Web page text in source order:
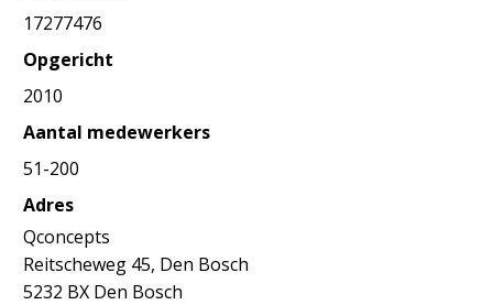
17277476
Opgericht
2010
Aantal medewerkers
51-200
Adres
Qconcepts
Reitscheweg 45, Den Bosch
5232 BX Den Bosch